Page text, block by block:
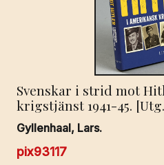
Svenskar i strid mot
krigstjänst 1941-45.
Gyllenhaal, Lars.
pix93117